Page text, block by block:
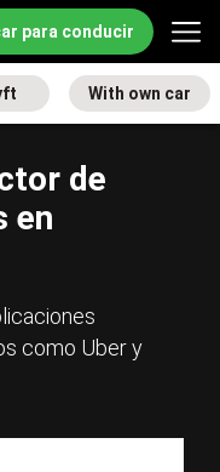
para conducir
With own car
de
en
como Uber y